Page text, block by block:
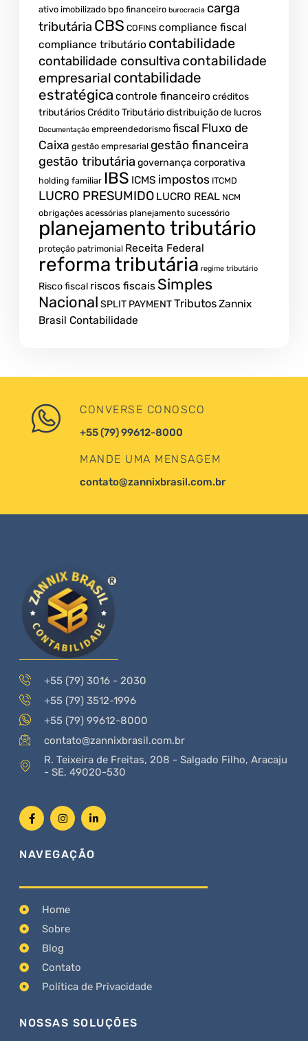
ativo imobilizado bpo financeiro burocracia carga
tributária CBS COFINS compliance fiscal
compliance tributário contabilidade
contabilidade consultiva contabilidade
empresarial contabilidade
estratégica controle financeiro créditos
tributáriosCrédito Tributáriodistribuição de lucros
Documentação empreendedorismo fiscal Fluxo de
Caixa gestão empresarial gestão financeira
gestão tributária governança corporativa
holding familiar IBS ICMS impostos ITCMD
LUCRO PRESUMIDO LUCRO REAL NCM
obrigações acessórias planejamento sucessório
planejamento tributário
proteção patrimonial Receita Federal
reforma tributária regime tributário
Risco fiscal riscos fiscais Simples
Nacional SPLIT PAYMENTTributosZannix
Brasil Contabilidade
CONVERSE CONOSCO
+55 (79) 99612-8000
MANDE UMA MENSAGEM
contato@zannixbrasil.com.br
+55 (79) 3016 - 2030
+55 (79) 3512-1996
+55 (79) 99612-8000
contato@zannixbrasil.com.br
R. Teixeira de Freitas, 208 - Salgado Filho, Aracaju
- SE, 49020-530
NAVEGAÇÃO
Home
Sobre
Blog
Contato
Política de Privacidade
NOSSAS SOLUÇÕES